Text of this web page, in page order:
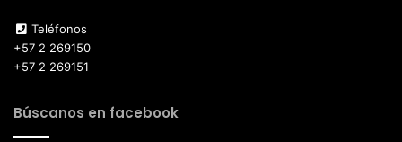
Teléfonos
+57 2 269150
+57 2 269151
Búscanos en facebook